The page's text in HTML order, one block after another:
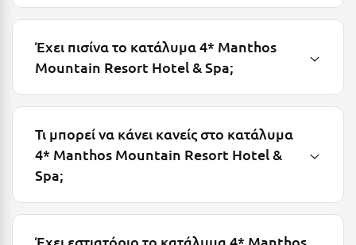
Μήλος
Μονεμβασιά
Μπαλί Κρήτης
Μπάνσκο
Μπούκα Μεσσηνίας
Έχει πισίνα το κατάλυμα 4* Manthos
Mountain Resort Hotel & Spa;
Τι μπορεί να κάνει κανείς στο κατάλυμα
4* Manthos Mountain Resort Hotel &
Spa;